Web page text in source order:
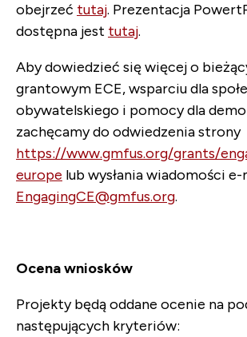
obejrzeć tutaj. Prezentacja
dostępna jest tutaj.
Aby dowiedzieć się więcej o
grantowym ECE, wsparciu dla
obywatelskiego i pomocy dla
zachęcamy do odwiedzenia strony
https://www.gmfus.org/grants/
europe lub wysłania wiadomości e-
EngagingCE@gmfus.org.
Ocena wniosków
Projekty będą oddane ocenie na
następujących kryteriów: